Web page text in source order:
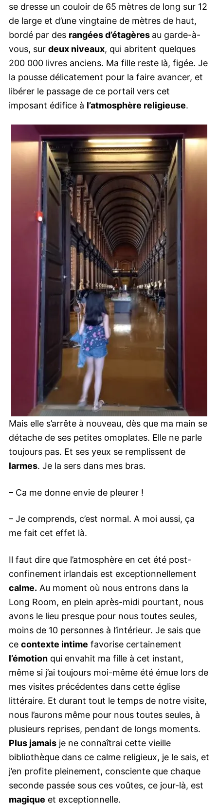
se dresse un couloir de 65 mètres de long sur 12
de large et d’une vingtaine de mètres de haut,
bordé par des rangées d’étagères au garde-à-
vous, sur deux niveaux, qui abritent quelques
200 000 livres anciens. Ma fille reste là, figée. Je
la pousse délicatement pour la faire avancer, et
libérer le passage de ce portail vers cet
imposant édifice à l’atmosphère religieuse.
Mais elle s’arrête à nouveau, dès que ma main se
détache de ses petites omoplates. Elle ne parle
toujours pas. Et ses yeux se remplissent de
larmes. Je la sers dans mes bras.
– Ca me donne envie de pleurer !
– Je comprends, c’est normal. A moi aussi, ça
me fait cet effet là.
Il faut dire que l’atmosphère en cet été post-
confinement irlandais est exceptionnellement
calme. Au moment où nous entrons dans la
Long Room, en plein après-midi pourtant, nous
avons le lieu presque pour nous toutes seules,
moins de 10 personnes à l’intérieur. Je sais que
ce contexte intime favorise certainement
l’émotion qui envahit ma fille à cet instant,
même si j’ai toujours moi-même été émue lors de
mes visites précédentes dans cette église
littéraire. Et durant tout le temps de notre visite,
nous l’aurons même pour nous toutes seules, à
plusieurs reprises, pendant de longs moments.
Plus jamais je ne connaîtrai cette vieille
bibliothèque dans ce calme religieux, je le sais, et
j’en profite pleinement, consciente que chaque
seconde passée sous ces voûtes, ce jour-là, est
magique et exceptionnelle.